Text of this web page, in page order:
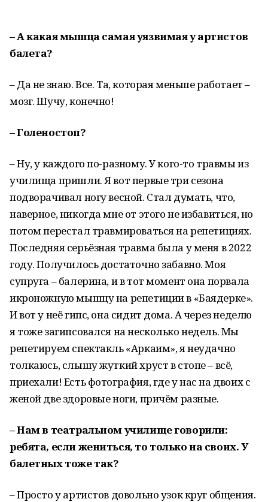
– А какая мышца самая уязвимая у артистов
балета?
– Да не знаю. Все. Та, которая меньше работает –
мозг. Шучу, конечно!
– Голеностоп?
– Ну, у каждого по-разному. У кого-то травмы из
училища пришли. Я вот первые три сезона
подворачивал ногу весной. Стал думать, что,
наверное, никогда мне от этого не избавиться, но
потом перестал травмироваться на репетициях.
Последняя серьёзная травма была у меня в 2022
году. Получилось достаточно забавно. Моя
супруга – балерина, и в тот момент она порвала
икроножную мышцу на репетиции в «Баядерке».
И вот у неё гипс, она сидит дома. А через неделю
я тоже загипсовался на несколько недель. Мы
репетируем спектакль «Аркаим», я неудачно
толкаюсь, слышу жуткий хруст в стопе – всё,
приехали! Есть фотография, где у нас на двоих с
женой две здоровые ноги, причём разные.
– Нам в театральном училище говорили:
ребята, если жениться, то только на своих. У
балетных тоже так?
– Просто у артистов довольно узок круг общения.